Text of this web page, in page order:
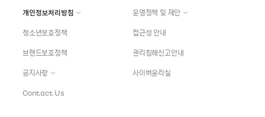
개인정보처리방침
운영정책 및 제안
청소년보호정책
접근성 안내
브랜드보호정책
권리침해신고안내
공지사항
사이버윤리실
Contact Us